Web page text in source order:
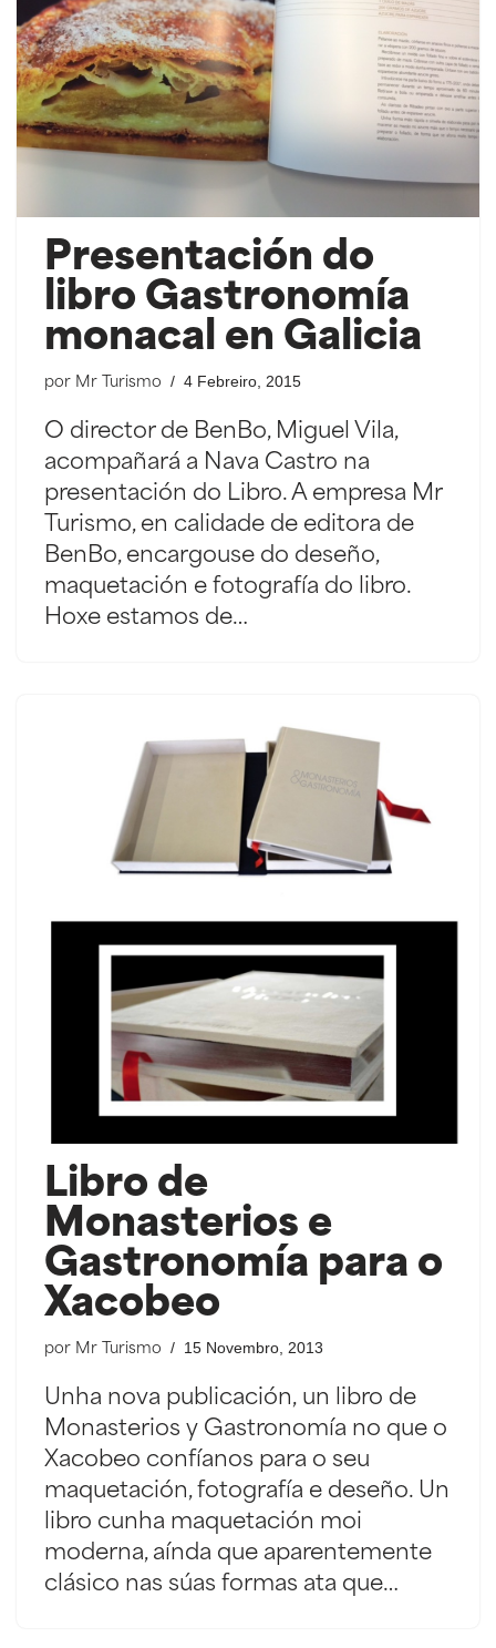
Presentación do
libro Gastronomía
monacal en Galicia
por Mr Turismo 4 Febreiro, 2015
O director de BenBo, Miguel Vila,
acompañará a Nava Castro na
presentación do Libro. A empresa Mr
Turismo, en calidade de editora de
BenBo, encargouse do deseño,
maquetación e fotografía do libro.
Hoxe estamos de…
Libro de
Monasterios e
Gastronomía para o
Xacobeo
por Mr Turismo 15 Novembro, 2013
Unha nova publicación, un libro de
Monasterios y Gastronomía no que o
Xacobeo confíanos para o seu
maquetación, fotografía e deseño. Un
libro cunha maquetación moi
moderna, aínda que aparentemente
clásico nas súas formas ata que…